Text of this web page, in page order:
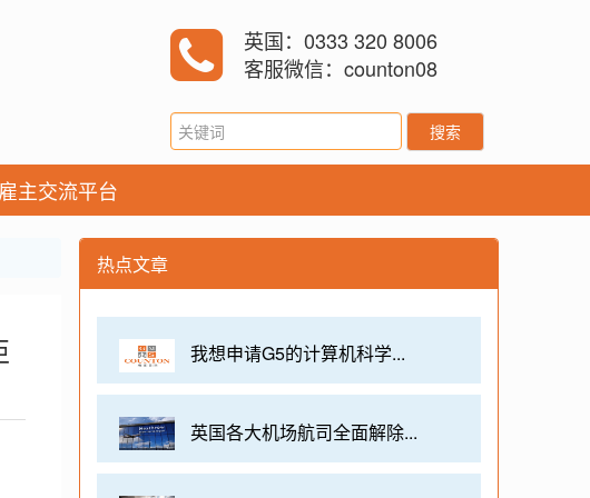
英国：0333 320 8006
客服微信：counton08
搜索
主交流平台
热点文章
我想申请G5的计算机科学...
英国各大机场航司全面解除...